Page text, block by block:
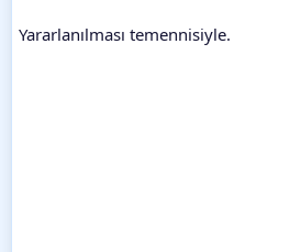
Yararlanılması temennisiyle.